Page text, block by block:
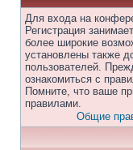
Для входа на
Регистрация
более широкие
установлены также
пользователей.
ознакомиться с
Помните, что ваше
правилами.
Общие